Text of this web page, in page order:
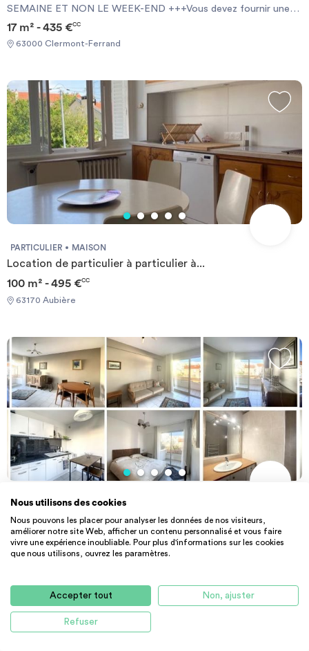
SEMAINE ET NON LE WEEK-END +++Vous devez fournir une
Garantie Visale obligatoirement et une assurance habitation+++
[ENG] CHECK-IN CAN ONLY BE DONE ON WEEKDAYS AND
NOT AT WEEKENDS +++You must provide a Visale Guarantee
17 m² - 435 €CC
63000 Clermont-Ferrand
PARTICULIER MAISON
Location de particulier à particulier à...
100 m² - 495 €CC
63170 Aubière
PARTICULIER APPARTEMENT
Location particulier à particulier, app...
49 m² - 770 €
63400 Chamalières
Nous utilisons des cookies
Nous pouvons les placer pour analyser les données de nos visiteurs,
améliorer notre site Web, afficher un contenu personnalisé et vous faire
vivre une expérience inoubliable. Pour plus d'informations sur les cookies
que nous utilisons, ouvrez les paramètres.
Accepter tout Non, ajuster
Refuser